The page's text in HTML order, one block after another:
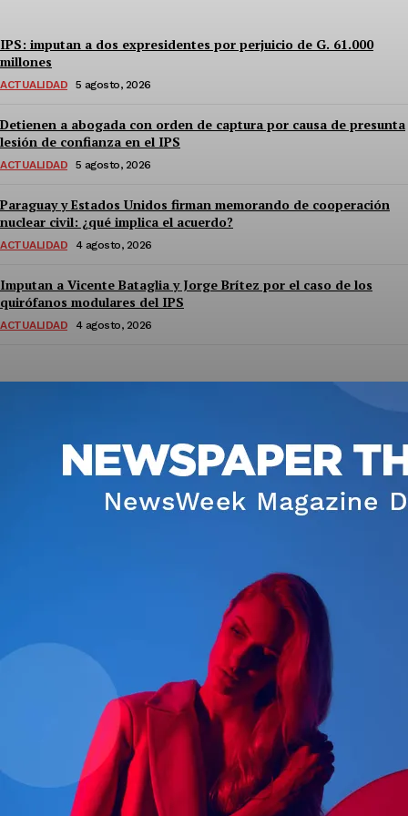
IPS: imputan a dos expresidentes por perjuicio de G. 61.000
millones
ACTUALIDAD 5 agosto, 2026
Detienen a abogada con orden de captura por causa de presunta
lesión de confianza en el IPS
ACTUALIDAD 5 agosto, 2026
Paraguay y Estados Unidos firman memorando de cooperación
nuclear civil: ¿qué implica el acuerdo?
ACTUALIDAD 4 agosto, 2026
Imputan a Vicente Bataglia y Jorge Brítez por el caso de los
quirófanos modulares del IPS
ACTUALIDAD 4 agosto, 2026